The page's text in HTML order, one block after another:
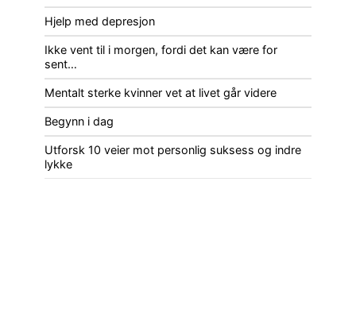
Hjelp med depresjon
Ikke vent til i morgen, fordi det kan være for
sent…
Mentalt sterke kvinner vet at livet går videre
Begynn i dag
Utforsk 10 veier mot personlig suksess og indre
lykke